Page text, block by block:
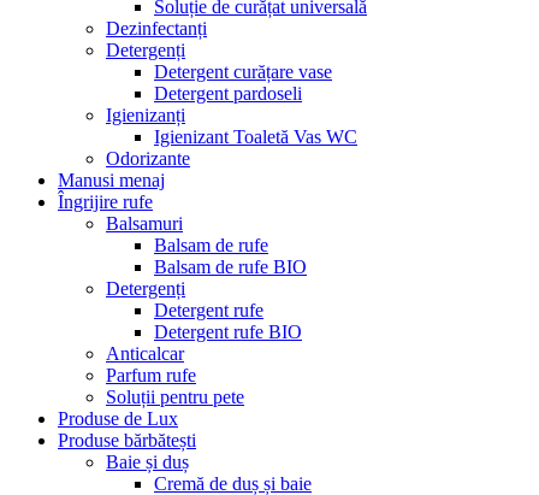
Soluție de curățat universală
Dezinfectanți
Detergenți
Detergent curățare vase
Detergent pardoseli
Igienizanți
Igienizant Toaletă Vas WC
Odorizante
Manusi menaj
Îngrijire rufe
Balsamuri
Balsam de rufe
Balsam de rufe BIO
Detergenți
Detergent rufe
Detergent rufe BIO
Anticalcar
Parfum rufe
Soluții pentru pete
Produse de Lux
Produse bărbătești
Baie și duș
Cremă de duș și baie